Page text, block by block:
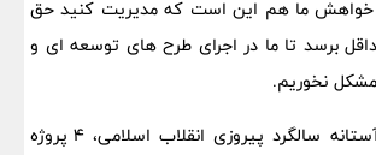
خواهش ما هم این است که مدیریت کنید حق
برسد تا ما در اجرای طرح های توسعه ای و
نخوریم.
گفتنی است در آستانه سالگرد پیروزی انقلاب اسلامی، ۴ پروژه